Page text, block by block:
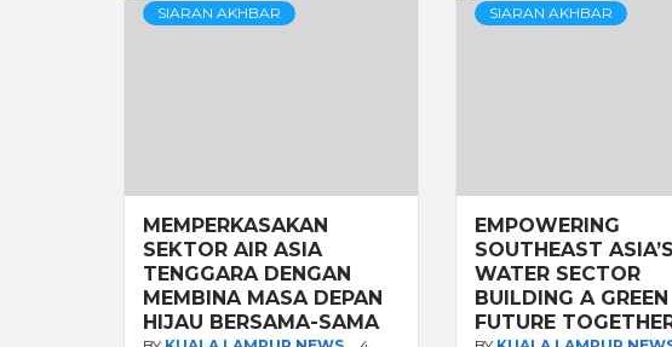
SIARAN AKHBAR
MEMPERKASAKAN
SEKTOR AIR ASIA
TENGGARA DENGAN
MEMBINA MASA DEPAN
HIJAU BERSAMA-SAMA
SIARAN AKHBAR
EMPOWERING
SOUTHEAST ASIA’S
WATER SECTOR
BUILDING A GREEN
FUTURE